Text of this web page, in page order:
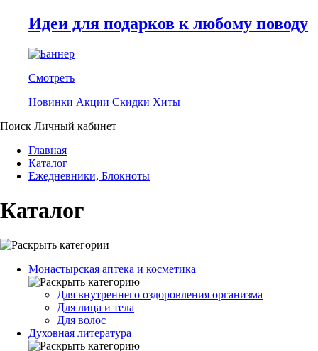
Идеи для подарков к любому поводу
Смотреть
Новинки Акции Скидки Хиты
Поиск Личный кабинет
Главная
Каталог
Ежедневники, Блокноты
Каталог
Монастырская аптека и косметика
Для внутреннего оздоровления организма
Для лица и тела
Для волос
Духовная литература